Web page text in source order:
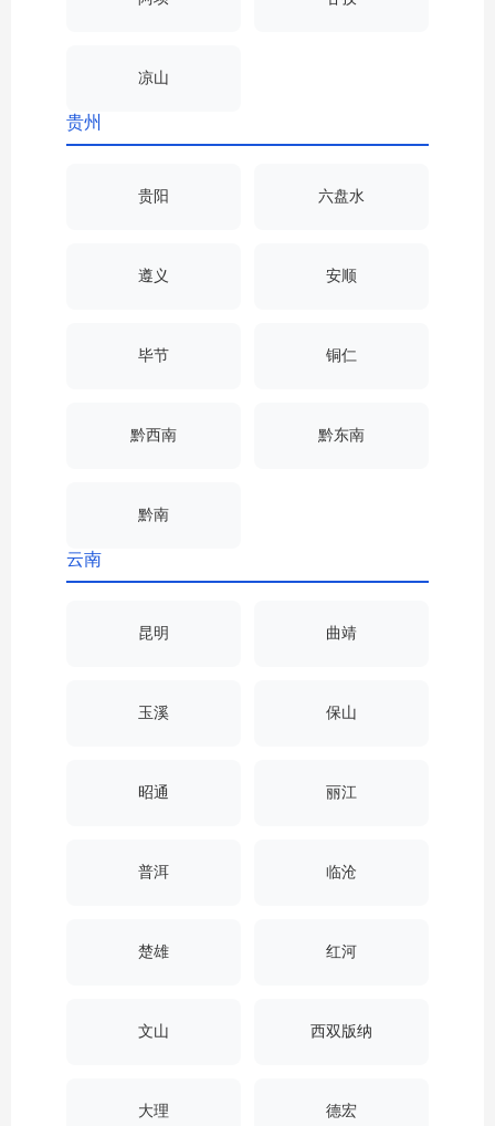
凉山
贵州
贵阳 六盘水
遵义 安顺
毕节 铜仁
黔西南 黔东南
黔南
云南
昆明 曲靖
玉溪 保山
昭通 丽江
普洱 临沧
楚雄 红河
文山 西双版纳
大理 德宏